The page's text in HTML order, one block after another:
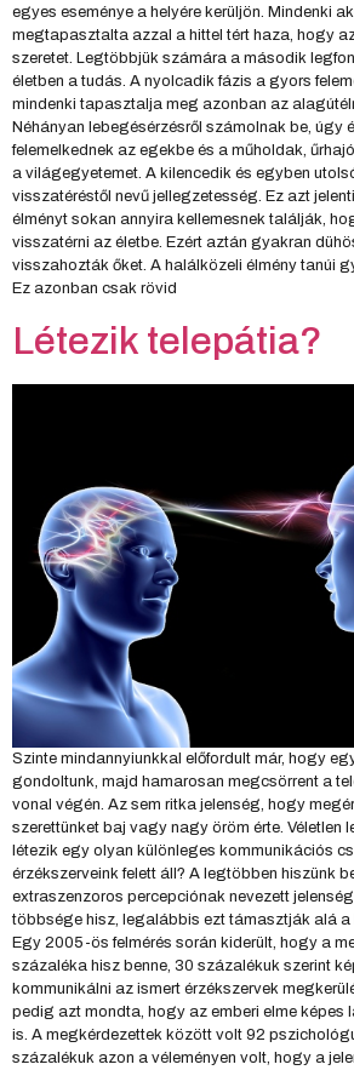
egyes eseménye a helyére kerüljön. Mindenki
megtapasztalta azzal a hittel tért haza, hogy
szeretet. Legtöbbjük számára a második
életben a tudás. A nyolcadik fázis a gyors
mindenki tapasztalja meg azonban az
Néhányan lebegésérzésről számolnak be, úgy
felemelkednek az egekbe és a műholdak,
a világegyetemet. A kilencedik és egyben
visszatéréstől nevű jellegzetesség. Ez azt
élményt sokan annyira kellemesnek találják,
visszatérni az életbe. Ezért aztán gyakran
visszahozták őket. A halálközeli élmény tanúi
Ez azonban csak rövid
Létezik telepátia?
Szinte mindannyiunkkal előfordult már, hogy
gondoltunk, majd hamarosan megcsörrent a
vonal végén. Az sem ritka jelenség, hogy
szerettünket baj vagy nagy öröm érte. Véletlen
létezik egy olyan különleges kommunikációs
érzékszerveink felett áll? A legtöbben hiszünk
extraszenzoros percepciónak nevezett
többsége hisz, legalábbis ezt támasztják alá a
Egy 2005-ös felmérés során kiderült, hogy a
százaléka hisz benne, 30 százalékuk szerint
kommunikálni az ismert érzékszervek
pedig azt mondta, hogy az emberi elme képes
is. A megkérdezettek között volt 92
százalékuk azon a véleményen volt, hogy a